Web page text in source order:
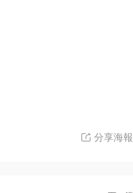
分享海報